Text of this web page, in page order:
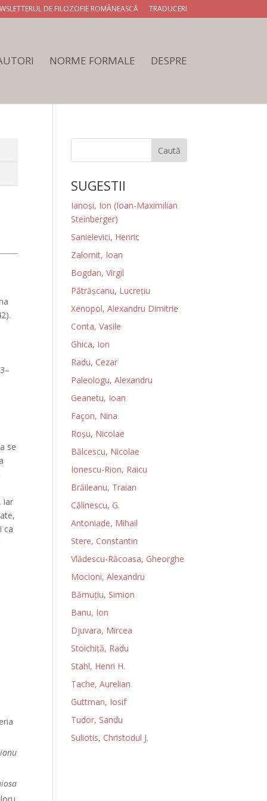
DE FILOZOFIE ROMÂNEASCĂ TRADUCERI
NORME FORMALE DESPRE
se
iar
ca
Caută
SUGESTII
Ianoși, Ion (Ioan-Maximilian
Steinberger)
Sanielevici, Henric
Zalomit, Ioan
Bogdan, Virgil
Pătrăşcanu, Lucreţiu
Xenopol, Alexandru Dimitrie
Conta, Vasile
Ghica, Ion
Radu, Cezar
Paleologu, Alexandru
Geanetu, Ioan
Façon, Nina
Roșu, Nicolae
Bălcescu, Nicolae
Ionescu-Rion, Raicu
Brăileanu, Traian
Călinescu, G.
Antoniade, Mihail
Stere, Constantin
Vlădescu-Răcoasa, Gheorghe
Mocioni, Alexandru
Bărnuţiu, Simion
Banu, Ion
Djuvara, Mircea
Stoichiţă, Radu
Stahl, Henri H.
Tache, Aurelian
Guttman, Iosif
Tudor, Sandu
Suliotis, Christodul J.